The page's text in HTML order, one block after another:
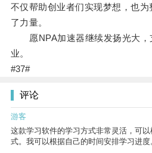
不仅帮助创业者们实现梦想，也
了力量。
愿NPA加速器继续发扬光大，
业。
#37#
评论
游客
这款学习软件的学习方式非常灵活，可
式。我可以根据自己的时间安排学习进度